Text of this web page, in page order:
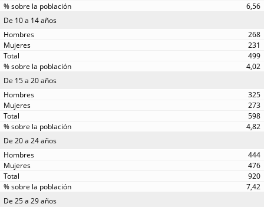
6,56
De 10 a 14 años
268
231
499
4,02
De 15 a 20 años
325
273
598
4,82
De 20 a 24 años
444
476
920
7,42
De 25 a 29 años